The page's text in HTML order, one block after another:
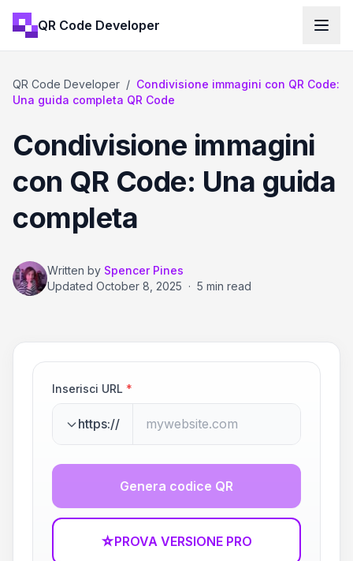
QR Code Developer
QR Code Developer / Condivisione immagini con QR Code:
Una guida completa QR Code
Condivisione immagini
con QR Code: Una guida
completa
Written by Spencer Pines
Updated October 8, 2025 · 5 min read
Inserisci URL *
https://
Genera codice QR
☆PROVA VERSIONE PRO